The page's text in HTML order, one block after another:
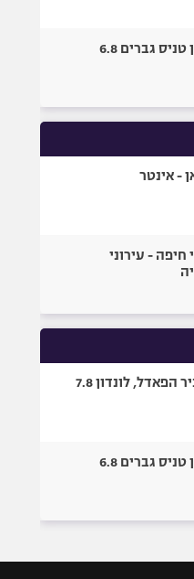
טניס גברים 6.8
- אינטר
חיפה - עירוני
הפאדל, לונדון 7.8
טניס גברים 6.8